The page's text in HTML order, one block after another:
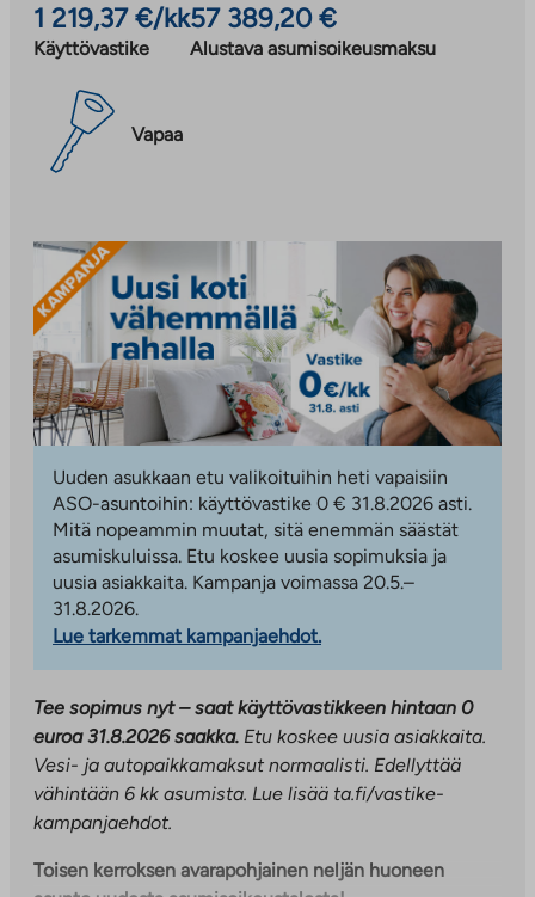
1 219,37 €/kk
Käyttövastike
57 389,20 €
Alustava asumisoikeusmaksu
Vapaa
Uuden asukkaan etu valikoituihin heti vapaisiin
ASO-asuntoihin: käyttövastike 0 € 31.8.2026 asti.
Mitä nopeammin muutat, sitä enemmän säästät
asumiskuluissa. Etu koskee uusia sopimuksia ja
uusia asiakkaita. Kampanja voimassa 20.5.–
31.8.2026.
Lue tarkemmat kampanjaehdot.
Tee sopimus nyt – saat käyttövastikkeen hintaan 0
euroa 31.8.2026 saakka. Etu koskee uusia asiakkaita.
Vesi- ja autopaikkamaksut normaalisti. Edellyttää
vähintään 6 kk asumista. Lue lisää ta.fi/vastike-
kampanjaehdot.
Toisen kerroksen avarapohjainen neljän huoneen